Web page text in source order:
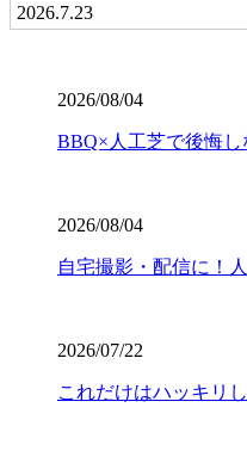
2026.7.23
揃った、見ていて気持ち
は、信頼できる施工店選
人工芝の寿命は一般的に
ます。一度の工事で長く
中間マージンを徹底的に
2026/08/04
BBQ×人工芝で後悔
2026/08/04
自宅撮影・配信に！
2026/07/22
これだけはハッキリ